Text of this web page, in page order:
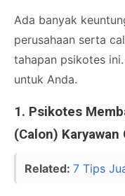
Ada banyak
perusahaan serta
tahapan psikotes
untuk Anda.
1. Psikotes
(Calon)
Related: 7 Tips